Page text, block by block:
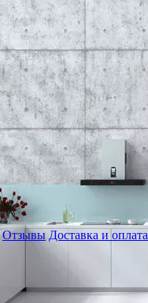
Отзывы Доставка и оплата